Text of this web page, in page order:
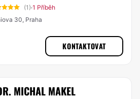
(1)·1 Příběh
30, Praha
KONTAKTOVAT
MICHAL MAKEL